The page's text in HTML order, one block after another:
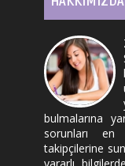
bulmalarına
sorunları en
takipçilerine